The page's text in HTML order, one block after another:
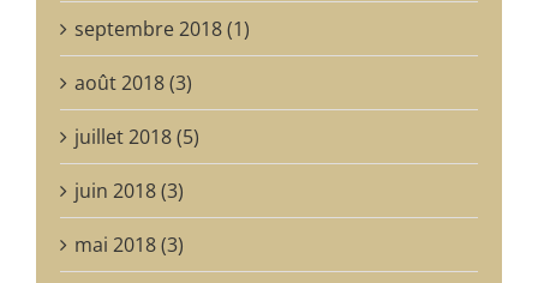
septembre 2018 (1)
août 2018 (3)
juillet 2018 (5)
juin 2018 (3)
mai 2018 (3)